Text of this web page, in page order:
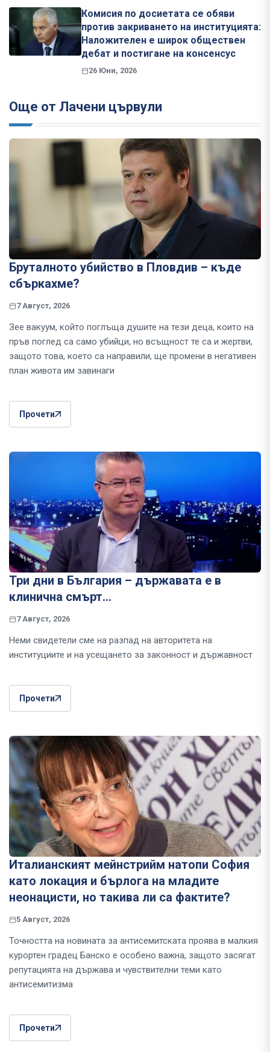
Комисия по досиетата се обяви
против закриването на институцията:
Наложителен е широк обществен
дебат и постигане на консенсус
26 Юни, 2026
Още от Лачени цървули
Бруталното убийство в Пловдив – къде
сбъркахме?
7 Август, 2026
Зее вакуум, който поглъща душите на тези деца, които на
пръв поглед са само убийци, но всъщност те са и жертви,
защото това, което са направили, ще промени в негативен
план живота им завинаги
Прочети
Три дни в България – държавата е в
клинична смърт…
7 Август, 2026
Неми свидетели сме на разпад на авторитета на
институциите и на усещането за законност и държавност
Прочети
Италианският мейнстрийм натопи София
като локация и бърлога на младите
неонацисти, но такива ли са фактите?
5 Август, 2026
Точността на новината за антисемитската проява в малкия
курортен градец Банско е особено важна, защото засягат
репутацията на държава и чувствителни теми като
антисемитизма
Прочети